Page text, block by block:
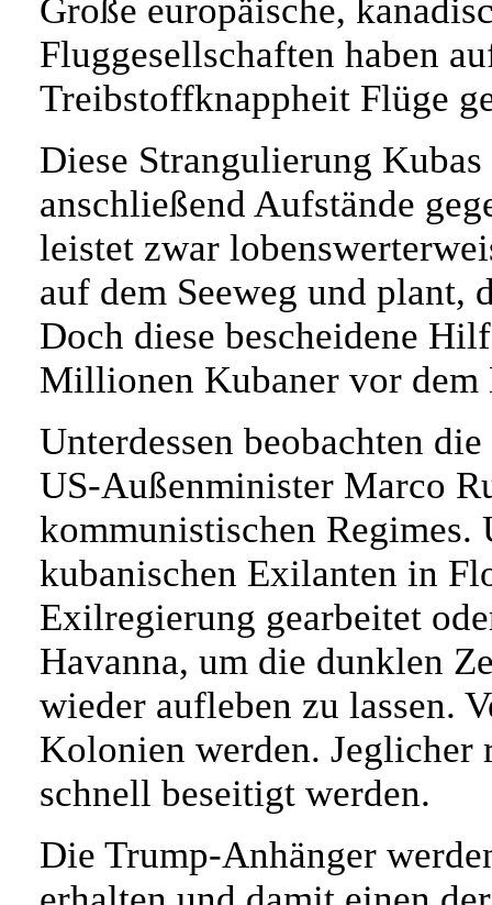
Große europäische,
Fluggesellschaften haben
Treibstoffknappheit Flüge
Diese Strangulierung
anschließend Aufstände
leistet zwar
auf dem Seeweg und plant,
Doch diese bescheidene
Millionen Kubaner vor dem
Unterdessen beobachten
US-Außenminister Marco
kommunistischen Regimes.
kubanischen Exilanten in
Exilregierung gearbeitet
Havanna, um die dunklen
wieder aufleben zu lassen.
Kolonien werden.
schnell beseitigt werden.
Die Trump-Anhänger